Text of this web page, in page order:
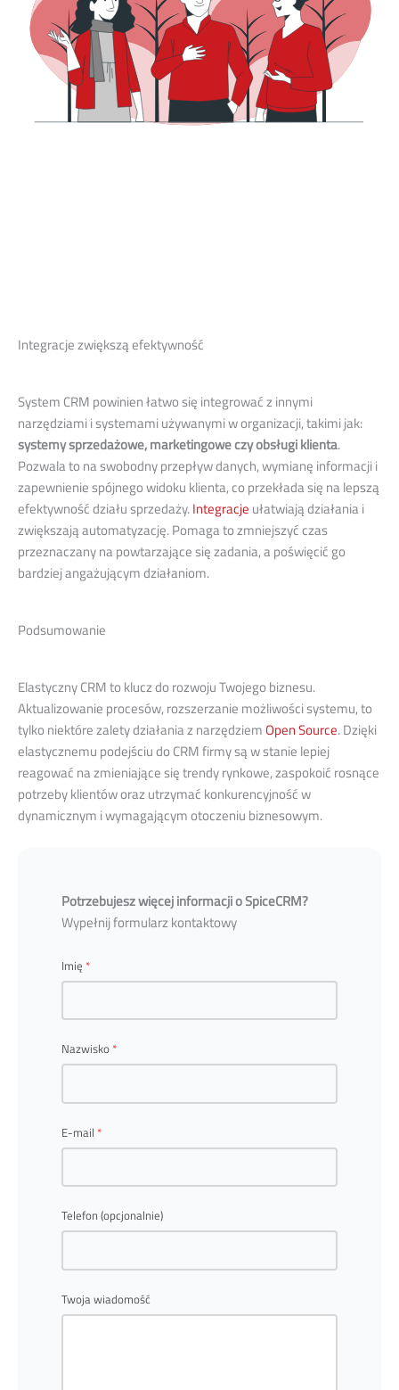
Integracje zwiększą efektywność
System CRM powinien łatwo się integrować z innymi
narzędziami i systemami używanymi w organizacji, takimi jak:
systemy sprzedażowe, marketingowe czy obsługi klienta.
Pozwala to na swobodny przepływ danych, wymianę informacji i
zapewnienie spójnego widoku klienta, co przekłada się na lepszą
efektywność działu sprzedaży.Integracje ułatwiają działania i
zwiększają automatyzację. Pomaga to zmniejszyć czas
przeznaczany na powtarzające się zadania, a poświęcić go
bardziej angażującym działaniom.
Podsumowanie
Elastyczny CRM to klucz do rozwoju Twojego biznesu.
Aktualizowanie procesów, rozszerzanie możliwości systemu, to
tylko niektóre zalety działania z narzędziemOpen Source. Dzięki
elastycznemu podejściu do CRM firmy są w stanie lepiej
reagować na zmieniające się trendy rynkowe, zaspokoić rosnące
potrzeby klientów oraz utrzymać konkurencyjność w
dynamicznym i wymagającym otoczeniu biznesowym.
Potrzebujesz więcej informacji o SpiceCRM?
Wypełnij formularz kontaktowy
Imię
Nazwisko
E-mail
Telefon (opcjonalnie)
Twoja wiadomość